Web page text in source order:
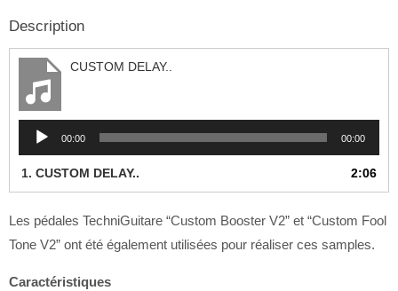
Description
CUSTOM DELAY..
Lecteur
audio
00:00 00:00
1. CUSTOM DELAY.. 2:06
Les pédales TechniGuitare “Custom Booster V2” et “Custom Fool
Tone V2” ont été également utilisées pour réaliser ces samples.
Caractéristiques